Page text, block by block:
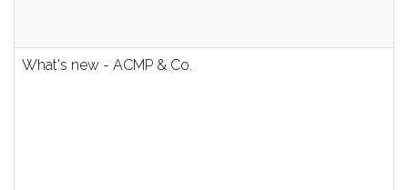
What's new - ACMP & Co.